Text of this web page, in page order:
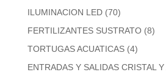
ILUMINACION LED (70)
FERTILIZANTES SUSTRATO (8)
TORTUGAS ACUATICAS (4)
ENTRADAS Y SALIDAS CRISTAL